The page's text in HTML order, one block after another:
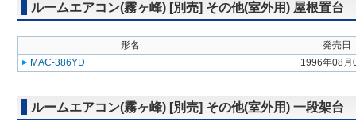
ルームエアコン(霧ヶ峰) [別売] その他(室外用) 屋根置台
形名
発売日
MAC-386YD
1996年08月
ルームエアコン(霧ヶ峰) [別売] その他(室外用) 一段架台